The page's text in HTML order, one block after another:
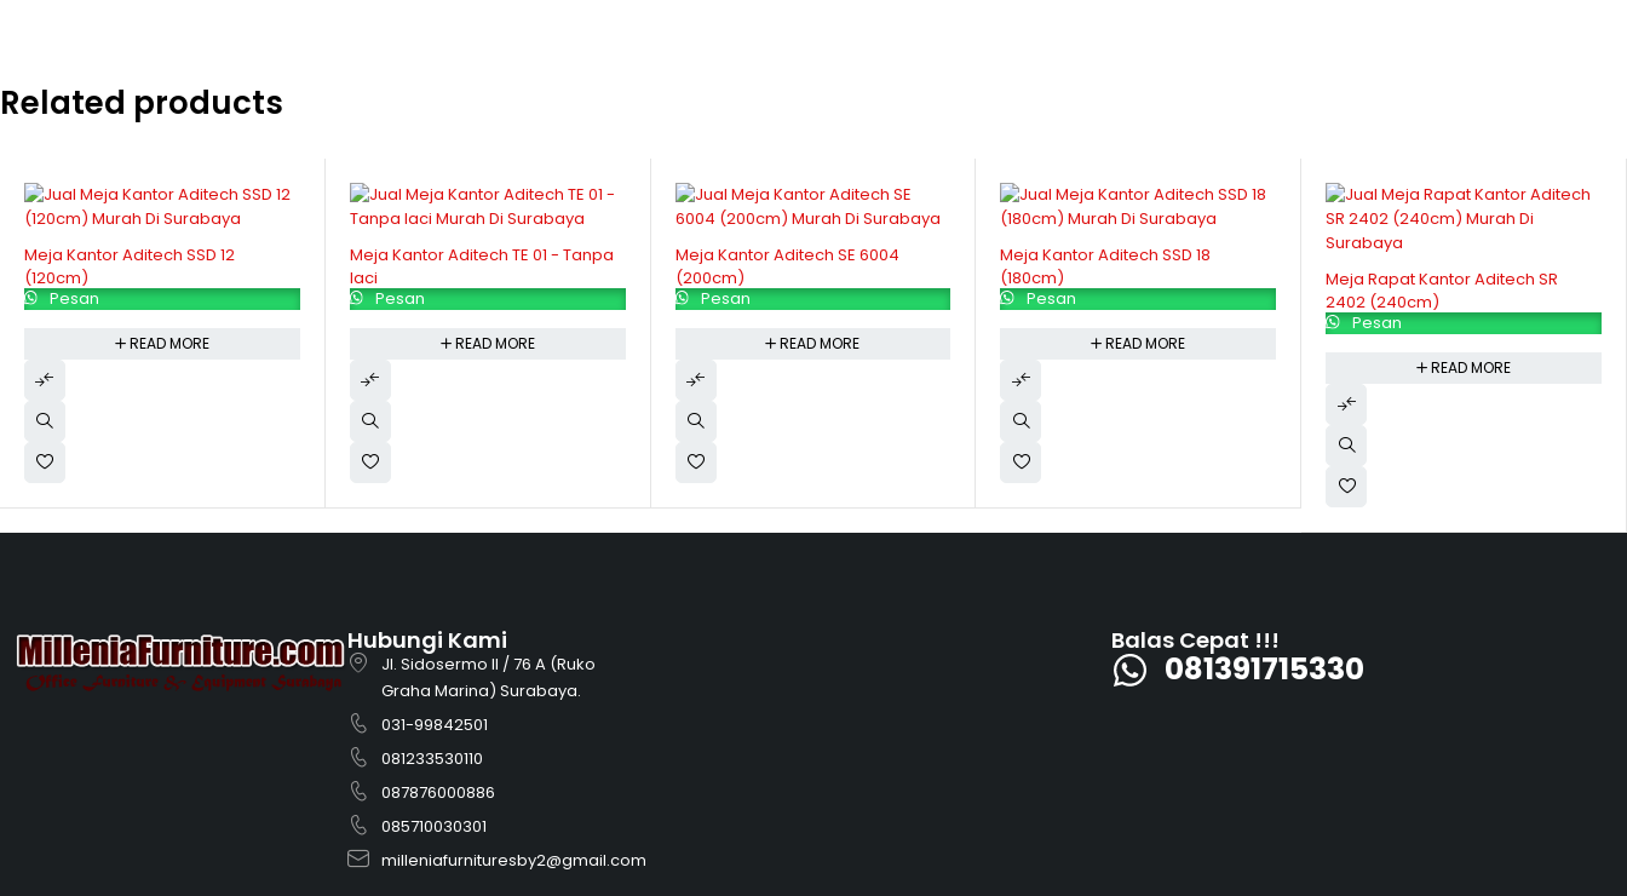
Related products
Meja Kantor Aditech SSD 12
(120cm)
Pesan
READ MORE
Meja Kantor Aditech TE 01 - Tanpa
laci
Pesan
READ MORE
Meja Kantor Aditech SE 6004
(200cm)
Pesan
READ MORE
Meja Kantor Aditech SSD 18
(180cm)
Pesan
READ MORE
Meja Rapat Kantor Aditech SR
2402 (240cm)
Pesan
READ MORE
Hubungi Kami
Jl. Sidosermo II / 76 A (Ruko
Graha Marina) Surabaya.
031-99842501
081233530110
087876000886
085710030301
milleniafurnituresby2@gmail.com
Balas Cepat !!!
081391715330